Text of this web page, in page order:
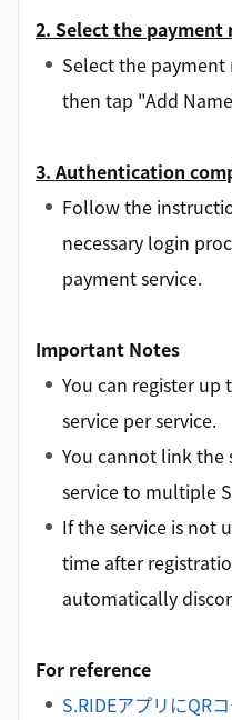
2. Select the
Select the
then tap "Add Name
3. Authentication
Follow the
necessary login
payment service.
Important Notes
You can register up
service per service.
You cannot link the
service to multiple
If the service is not
time after
automatically
For reference
S.RIDEアプリにQR